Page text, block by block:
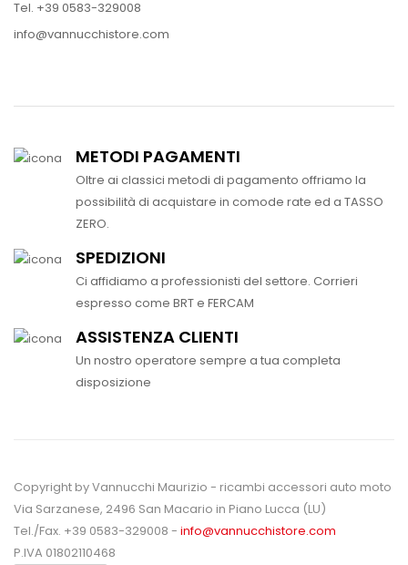
Tel. +39 0583-329008
info@vannucchistore.com
METODI PAGAMENTI
Oltre ai classici metodi di pagamento offriamo la
possibilità di acquistare in comode rate ed a TASSO
ZERO.
SPEDIZIONI
Ci affidiamo a professionisti del settore. Corrieri
espresso come BRT e FERCAM
ASSISTENZA CLIENTI
Un nostro operatore sempre a tua completa
disposizione
Copyright by Vannucchi Maurizio - ricambi accessori auto moto
Via Sarzanese, 2496 San Macario in Piano Lucca (LU)
Tel./Fax. +39 0583-329008 - info@vannucchistore.com
P.IVA 01802110468